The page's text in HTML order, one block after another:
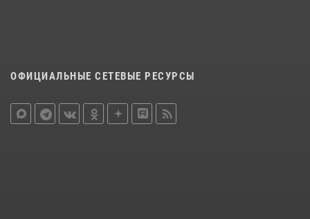
ОФИЦИАЛЬНЫЕ СЕТЕВЫЕ РЕСУРСЫ